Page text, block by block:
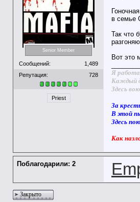
Senior Member
Сообщений:
1,489
Репутация:
728
Priest
в семье
Так что
Вот это
Я
Каждый
Здесь
За
В этой
Здесь
Как
Поблагодарили: 2
Закрыто